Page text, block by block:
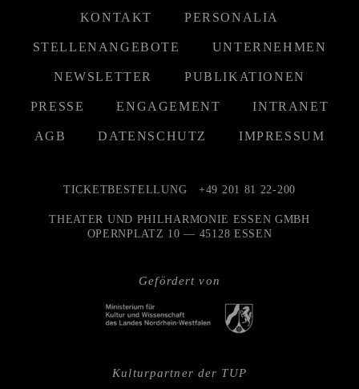
KONTAKT PERSONALIA
STELLENANGEBOTE UNTERNEHMEN
NEWSLETTER PUBLIKATIONEN
PRESSE ENGAGEMENT INTRANET
AGB DATENSCHUTZ IMPRESSUM
Gefördert von
TICKETBESTELLUNG +49 201 81 22-200
THEATER UND PHILHARMONIE ESSEN GMBH
OPERNPLATZ 10 — 45128 ESSEN
Kulturpartner der TUP